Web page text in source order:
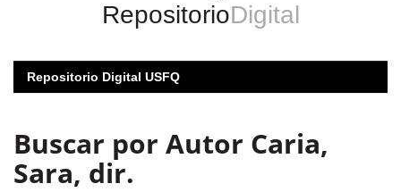
RepositorioDigital
Repositorio Digital USFQ
Buscar por Autor Caria,
Sara, dir.